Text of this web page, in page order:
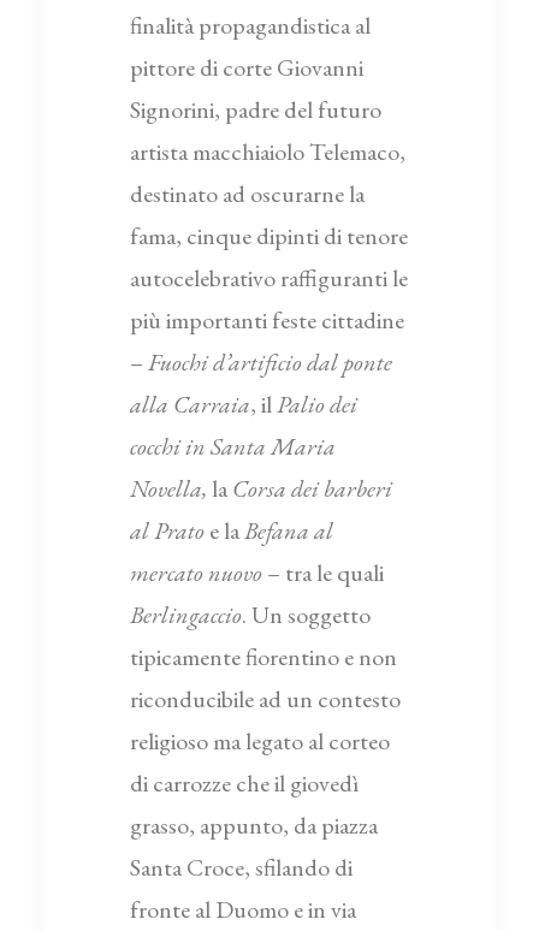
finalità propagandistica al
pittore di corte Giovanni
Signorini, padre del futuro
artista macchiaiolo Telemaco,
destinato ad oscurarne la
fama, cinque dipinti di tenore
autocelebrativo raffiguranti le
più importanti feste cittadine
–Fuochi d’artificio dal ponte
alla Carraia, ilPalio dei
cocchi in Santa Maria
Novella, laCorsa dei barberi
al Pratoe laBefana al
mercato nuovo– tra le quali
Berlingaccio. Un soggetto
tipicamente fiorentino e non
riconducibile ad un contesto
religioso ma legato al corteo
di carrozze che il giovedì
grasso, appunto, da piazza
Santa Croce, sfilando di
fronte al Duomo e in via